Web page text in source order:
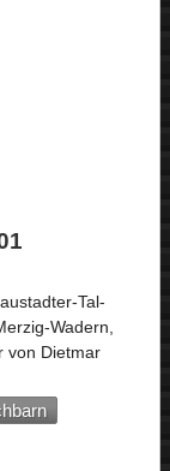
Tal-
Wadern,
von Dietmar